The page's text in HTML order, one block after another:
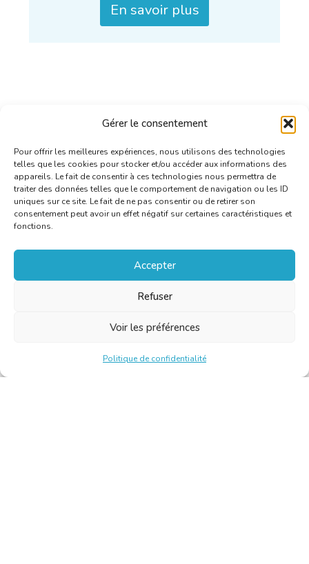
Gérer le consentement
Pour offrir les meilleures expériences, nous utilisons des technologies
telles que les cookies pour stocker et/ou accéder aux informations des
appareils. Le fait de consentir à ces technologies nous permettra de
traiter des données telles que le comportement de navigation ou les ID
uniques sur ce site. Le fait de ne pas consentir ou de retirer son
consentement peut avoir un effet négatif sur certaines caractéristiques et
fonctions.
Accepter
Refuser
Voir les préférences
Politique de confidentialité
En savoir plus